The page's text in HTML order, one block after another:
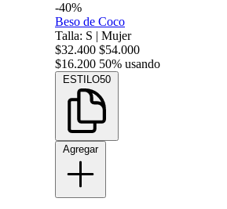
-40%
Beso de Coco
Talla: S | Mujer
$32.400 $54.000
$16.200 50% usando
ESTILO50
Agregar